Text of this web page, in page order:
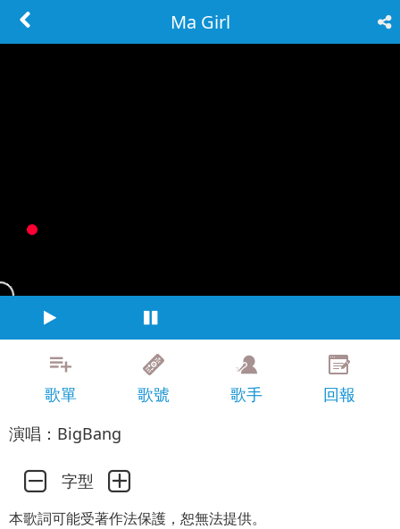
Ma Girl
歌單 歌號 歌手
回報
演唱：BigBang
字型
本歌詞可能受著作法保護，恕無法提供。